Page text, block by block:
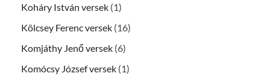
Koháry István versek (1)
Kölcsey Ferenc versek (16)
Komjáthy Jenő versek (6)
Komócsy József versek (1)